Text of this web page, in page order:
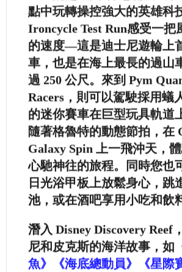
點中玩轉操控強大的英雄科
Ironcycle Test Run感受一把
的速度—這是迪士尼遊輪上
車，也是在海上最長的過山
過 250 公尺。來到 Pym
Racers，則可以駕駛採用蟻
的迷你賽車在巨型玩具軌道
隨著格魯特的動態節拍，在
Galaxy Spin 上一飛沖天，
心馳神往的旅程。同時您也
日光浴甲板上放鬆身心，跳
池，或在酒吧享用小吃和飲
潛入 Disney Discovery Reef
尼和皮克斯的海洋故事，如
魚》《海底總動員》《星際